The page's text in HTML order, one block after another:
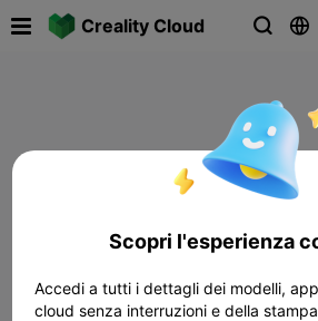
Creality Cloud  
Scopri l'esperienza
Accedi a tutti i dettagli dei modelli,
cloud senza interruzioni e della